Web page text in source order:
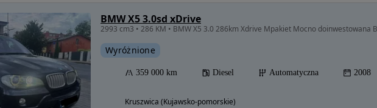
BMW X5 3.0sd xDrive
Wyróżnione
359 000 km Diesel Automatyczna 2008
Kruszwica (Kujawsko-pomorskie)